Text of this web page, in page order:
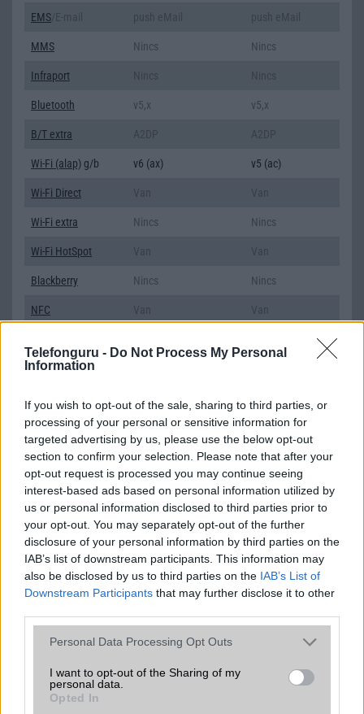
Telefonguru - Do Not Process My Personal
Information
If you wish to opt-out of the sale, sharing to third parties, or
processing of your personal or sensitive information for
targeted advertising by us, please use the below opt-out
section to confirm your selection. Please note that after your
opt-out request is processed you may continue seeing
interest-based ads based on personal information utilized by
us or personal information disclosed to third parties prior to
your opt-out. You may separately opt-out of the further
disclosure of your personal information by third parties on the
IAB’s list of downstream participants. This information may
also be disclosed by us to third parties on the IAB’s List of
Downstream Participants that may further disclose it to other
Please note that this website/app uses one or more Google
not limited to your visit or usage behaviour. You may click to
grant or deny consent to Google and its third-party tags to
use your data for below specified purposes in below Google
Personal Data Processing Opt Outs
I want to opt-out of the Sharing of my
personal data.
Opted In
EMS
MMS Nincs Nincs
Infraport
Bluetooth v5,x v5,x
B/T extra
Wi-Fi (alap) g/b v6 (ax) v5 (ac)
Wi-Fi Direct Van Van
Wi-Fi extra Nincs Nincs
Wi-Fi HotSpot Van Van
Blackberry Nincs Nincs
NFC Van Van
GPS
BDS (Kína),
Galileo (EU)
Push to Talk Nincs Nincs
AKKUMULÁTOR
Típus Li-Polimer Li-Polimer
Készenléti idő h /
Cserélhetőség
Az akkumulátor nem
vehetõ ki!
nem vehetõ ki!
Beszélgetési idő h /
Gyorstöltés
Gyorstöltésre alkalmas
Gyorstöltésre
alkalmas
ALKALMAZÁSOK ÉS ÉRZÉKELŐK
Flash/Ujjlenyomat
olvasó
Fingerprint sensor Fingerprint sensor